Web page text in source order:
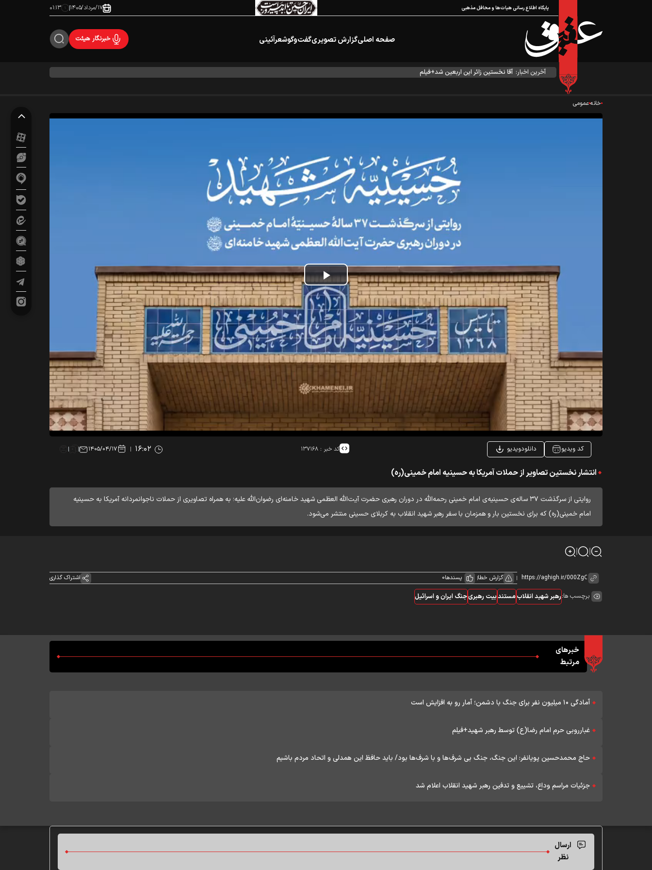
پایگاه اطلاع رسانی هیات‌ها و محافل مذهبی ۱۷/مرداد/۱۴۰۵ ۰۱:۱۳
صفحه اصلیگزارش تصویریگفت‌وگوشعرآئینی خبرنگار هیئت
آخرین اخبار: آقا نخستین زائر این اربعین شد+فیلم
خانهعمومی
Play
Video
کد ویدیو دانلودویدیو کد خبر : ۱۳۷۱۶۸ ۱۴۰۵/۰۴/۱۷
انتشار نخستین تصاویر از حملات آمریکا به حسینیه امام خمینی(ره)
روایتی از سرگذشت ۳۷ ساله‌ی حسینیه‌ی امام خمینی رحمه‌الله در دوران رهبری حضرت آیت‌الله العظمی شهید خامنه‌ای رضوان‌الله علیه؛ به همراه تصاویری از حملات ناجوانمردانه آمریکا به حسینیه
امام خمینی(ره) که برای نخستین بار و همزمان با سفر رهبر شهید انقلاب به کربلای حسینی منتشر می‌شود.
گزارش خطا پسندها0 اشتراک گذاری
برچسب ها:رهبر شهید انقلاب مستندبیت رهبریجنگ ایران و اسرائیل
خبرهای
مرتبط
آمادگی ۱۰ میلیون نفر برای جنگ با دشمن؛ آمار رو به افزایش است
غبارروبی حرم امام رضا(ع) توسط رهبر شهید+فیلم
حاج محمدحسین پویانفر: این جنگ، جنگ بی شرف‌ها و با شرف‌ها بود/ باید حافظ این همدلی و اتحاد مردم باشیم
جزئیات مراسم وداع، تشییع و تدفین رهبر شهید انقلاب اعلام شد
ارسال
نظر